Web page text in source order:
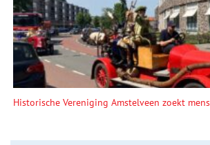
Historische Vereniging Amstelveen zoekt